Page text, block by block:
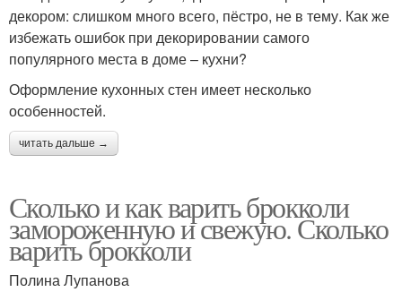
декором: слишком много всего, пёстро, не в тему. Как же
избежать ошибок при декорировании самого
популярного места в доме – кухни?
Оформление кухонных стен имеет несколько
особенностей.
читать дальше →
Сколько и как варить брокколи
замороженную и свежую. Сколько
варить брокколи
Полина Лупанова